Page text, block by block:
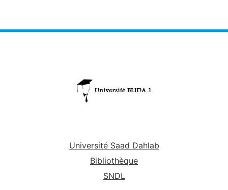
Université Saad Dahlab
Bibliothèque
SNDL